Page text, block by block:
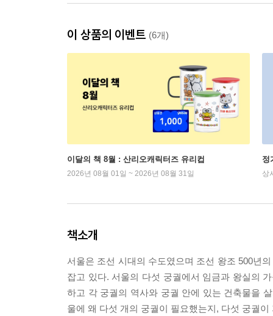
이 상품의 이벤트 (6개)
이달의 책 8월 : 산리오캐릭터즈 유리컵
2026년 08월 01일 ~ 2026년 08월 31일
정
상
책소개
서울은 조선 시대의 수도였으며 조선 왕조 500년
잡고 있다. 서울의 다섯 궁궐에서 임금과 왕실의
하고 각 궁궐의 역사와 궁궐 안에 있는 건축물을
울에 왜 다섯 개의 궁궐이 필요했는지, 다섯 궁궐